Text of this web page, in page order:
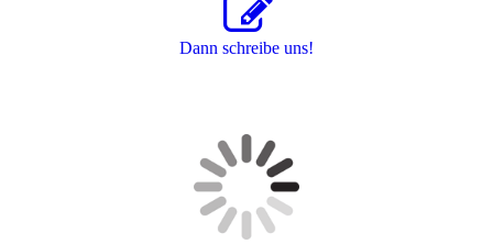
Dann schreibe uns!